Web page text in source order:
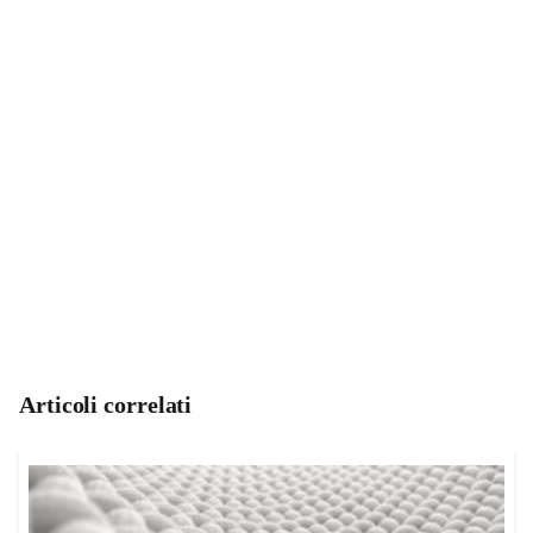
Articoli correlati